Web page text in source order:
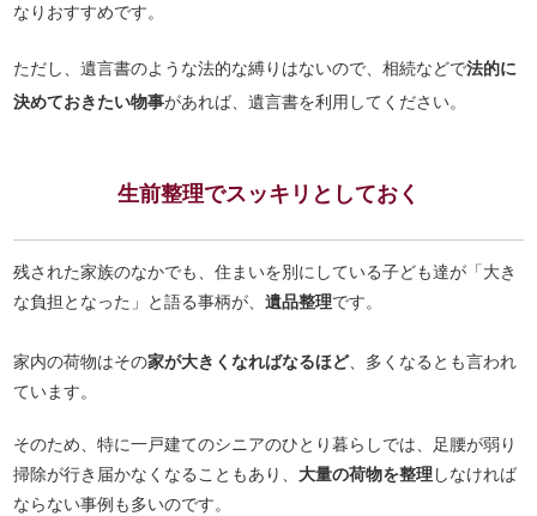
なりおすすめです。
ただし、遺言書のような法的な縛りはないので、相続などで法的に
決めておきたい物事があれば、遺言書を利用してください。
生前整理でスッキリとしておく
残された家族のなかでも、住まいを別にしている子ども達が「大き
な負担となった」と語る事柄が、遺品整理です。
家内の荷物はその家が大きくなればなるほど、多くなるとも言われ
ています。
そのため、特に一戸建てのシニアのひとり暮らしでは、足腰が弱り
掃除が行き届かなくなることもあり、 大量の荷物を整理しなければ
ならない事例も多いのです。